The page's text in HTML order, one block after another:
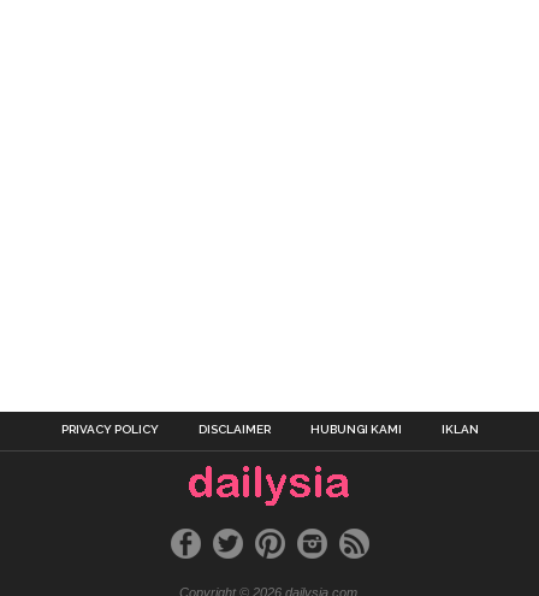
PRIVACY POLICY DISCLAIMER HUBUNGI KAMI IKLAN
Copyright © 2026 dailysia.com.